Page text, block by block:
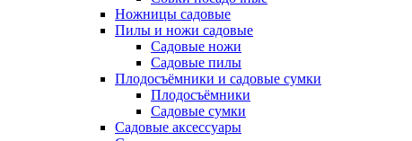
Ножницы садовые
Пилы и ножи садовые
Садовые ножи
Садовые пилы
Плодосъёмники и садовые сумки
Плодосъёмники
Садовые сумки
Садовые аксессуары